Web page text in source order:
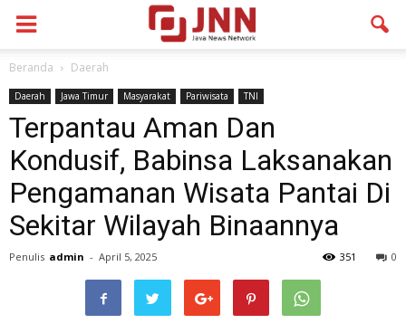
Beranda Daerah
Daerah Jawa Timur Masyarakat Pariwisata TNI
Terpantau Aman Dan
Kondusif, Babinsa Laksanakan
Pengamanan Wisata Pantai Di
Sekitar Wilayah Binaannya
Penulis admin - April 5, 2025 0
351